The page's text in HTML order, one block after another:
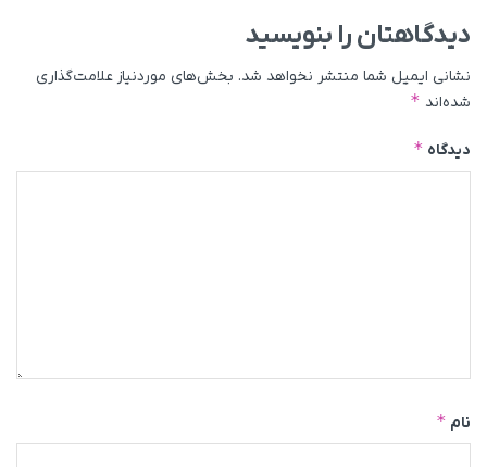
دیدگاهتان را بنویسید
نشانی ایمیل شما منتشر نخواهد شد. بخش‌های موردنیاز علامت‌گذاری
شده‌اند *
دیدگاه *
نام *